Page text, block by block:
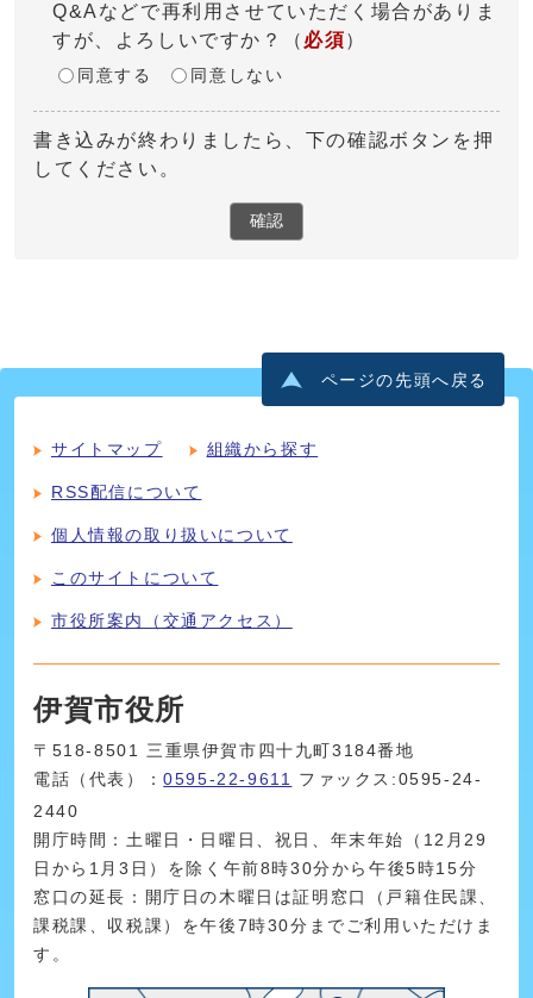
Q&Aなどで再利用させていただく場合がありま
すが、よろしいですか？
（ 必須）
同意する 同意しない
書き込みが終わりましたら、下の確認ボタンを押
してください。
確認
ページの先頭へ戻る
サイトマップ 組織から探す
RSS配信について
個人情報の取り扱いについて
このサイトについて
市役所案内（交通アクセス）
伊賀市役所
〒518-8501 三重県伊賀市四十九町3184番地
電話（代表）：0595-22-9611 ファックス:0595-24-
2440
開庁時間：土曜日・日曜日、祝日、年末年始（12月29
日から1月3日）を除く午前8時30分から午後5時15分
窓口の延長：開庁日の木曜日は証明窓口（戸籍住民課、
課税課、収税課）を午後7時30分までご利用いただけま
す。